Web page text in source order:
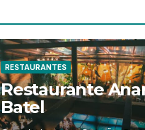
RESTAURANTES
Restaurante
Batel